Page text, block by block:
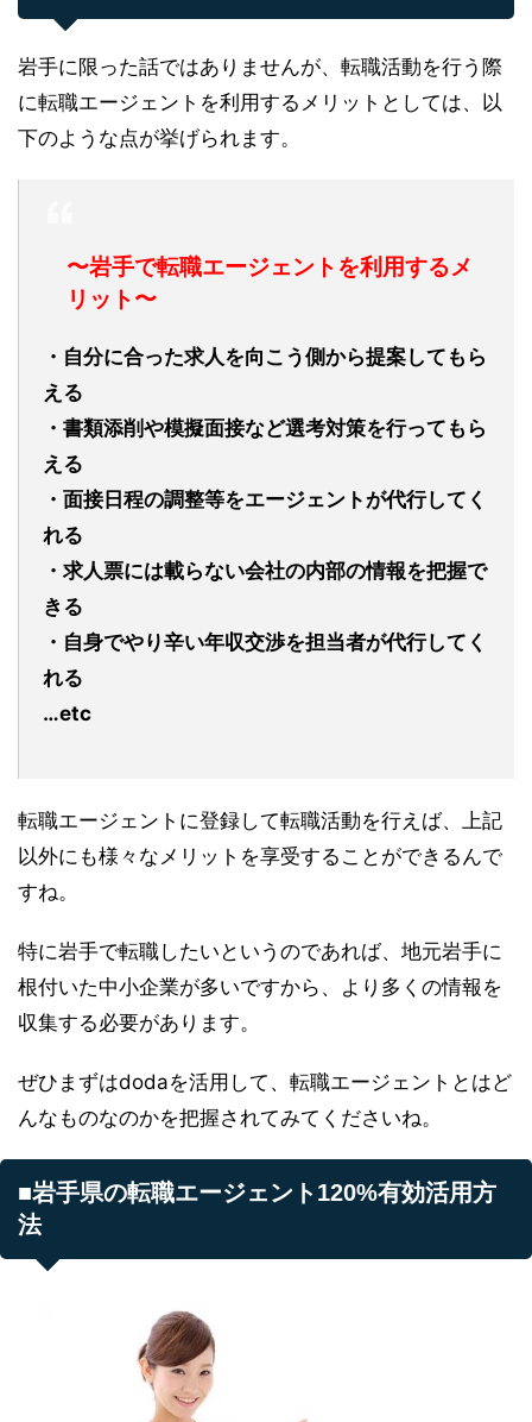
岩手に限った話ではありませんが、転職活動を行う際
に転職エージェントを利用するメリットとしては、以
下のような点が挙げられます。
〜岩手で転職エージェントを利用するメ
リット〜
・自分に合った求人を向こう側から提案してもら
える
・書類添削や模擬面接など選考対策を行ってもら
える
・面接日程の調整等をエージェントが代行してく
れる
・求人票には載らない会社の内部の情報を把握で
きる
・自身でやり辛い年収交渉を担当者が代行してく
れる
…etc
転職エージェントに登録して転職活動を行えば、上記
以外にも様々なメリットを享受することができるんで
すね。
特に岩手で転職したいというのであれば、地元岩手に
根付いた中小企業が多いですから、より多くの情報を
収集する必要があります。
ぜひまずはdodaを活用して、転職エージェントとはど
んなものなのかを把握されてみてくださいね。
■岩手県の転職エージェント120%有効活用方
法